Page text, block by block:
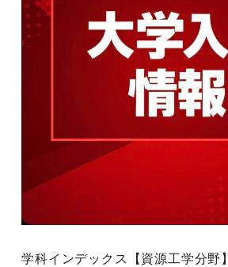
学科インデックス【資源工学分野】